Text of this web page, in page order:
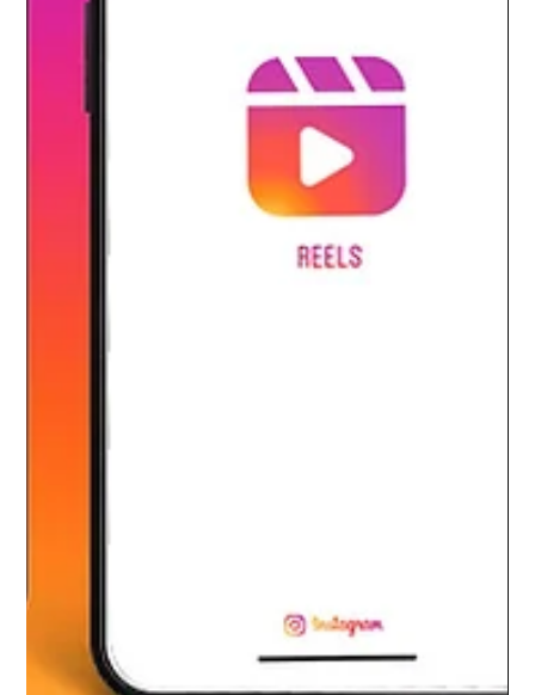
d’innovations enclenchée par le chocolatier péi Mascarin s’est
traduite par la création de plusieurs nouveaux produits. Parmi
eux, la gamme Sensation, sans sucres ajoutés, dont les
tablettes noir (54 % de cacao) et lait (34 % de cacao)
apparaîtront bientôt dans les rayons de la GMS. Cette